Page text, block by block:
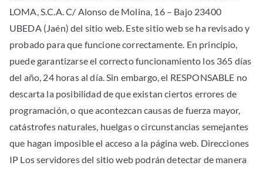
LOMA, S.C.A. C/ Alonso de Molina, 16 – Bajo 23400
UBEDA (Jaén) del sitio web. Este sitio web se ha revisado y
probado para que funcione correctamente. En principio,
puede garantizarse el correcto funcionamiento los 365 días
del año, 24 horas al día. Sin embargo, el RESPONSABLE no
descarta la posibilidad de que existan ciertos errores de
programación, o que acontezcan causas de fuerza mayor,
catástrofes naturales, huelgas o circunstancias semejantes
que hagan imposible el acceso a la página web. Direcciones
IP Los servidores del sitio web podrán detectar de manera